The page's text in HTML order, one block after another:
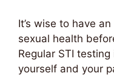
It’s wise to have
sexual health
Regular STI
yourself and your